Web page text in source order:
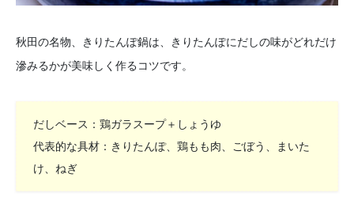
秋田の名物、きりたんぽ鍋は、きりたんぽにだしの味がどれだけ
滲みるかが美味しく作るコツです。
だしベース：鶏ガラスープ＋しょうゆ
代表的な具材：きりたんぽ、鶏もも肉、ごぼう、まいた
け、ねぎ